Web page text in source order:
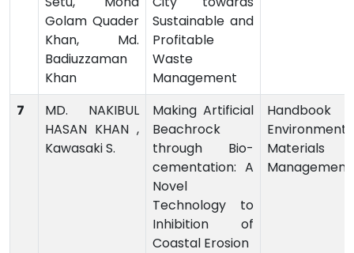
Golam Quader
Khan, Md.
Badiuzzaman
Khan
Sustainable and
Profitable
Waste
Management
7
MD. NAKIBUL
HASAN KHAN ,
Kawasaki S.
Making Artificial
Beachrock
through Bio-
cementation: A
Novel
Technology to
Inhibition of
Coastal Erosion
Handbook
Materials
Management